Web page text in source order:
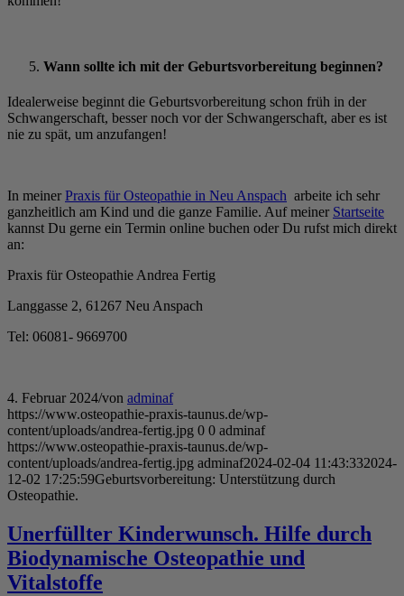
Wann sollte ich mit der Geburtsvorbereitung beginnen?
Idealerweise beginnt die Geburtsvorbereitung schon früh in der
Schwangerschaft, besser noch vor der Schwangerschaft, aber es ist
nie zu spät, um anzufangen!
In meiner Praxis für Osteopathie in Neu Anspach arbeite ich sehr
ganzheitlich am Kind und die ganze Familie. Auf meiner Startseite
kannst Du gerne ein Termin online buchen oder Du rufst mich direkt
an:
Praxis für Osteopathie Andrea Fertig
Langgasse 2, 61267 Neu Anspach
Tel: 06081- 9669700
4. Februar 2024/von adminaf
https://www.osteopathie-praxis-taunus.de/wp-
content/uploads/andrea-fertig.jpg 0 0 adminaf
https://www.osteopathie-praxis-taunus.de/wp-
content/uploads/andrea-fertig.jpg adminaf2024-02-04 11:43:332024-
12-02 17:25:59Geburtsvorbereitung: Unterstützung durch
Osteopathie.
Unerfüllter Kinderwunsch. Hilfe durch
Biodynamische Osteopathie und
Vitalstoffe